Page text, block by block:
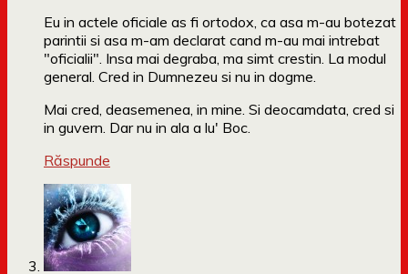
Eu in actele oficiale as fi ortodox, ca asa m-au botezat
parintii si asa m-am declarat cand m-au mai intrebat
"oficialii". Insa mai degraba, ma simt crestin. La modul
general. Cred in Dumnezeu si nu in dogme.
Mai cred, deasemenea, in mine. Si deocamdata, cred si
in guvern. Dar nu in ala a lu' Boc.
Răspunde